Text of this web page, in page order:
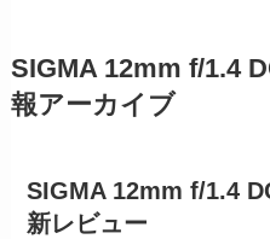
SIGMA 12mm f/1.4
報アーカイブ
SIGMA 12mm f/1.4
新レビュー